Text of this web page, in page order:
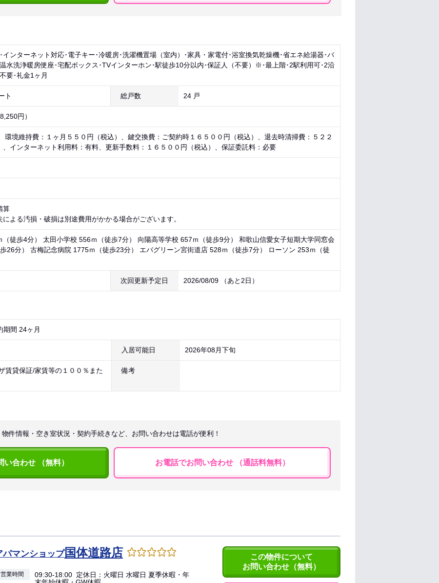
インターネット対応･電子キー･冷暖房･洗濯機置場（室内）･家具・家電付･浴室換気乾燥機･省エネ給湯器･バ
水洗浄暖房便座･宅配ボックス･TVインターホン･駅徒歩10分以内･保証人（不要）※･最上階･2駅利用可･2沿
要･礼金1ヶ月
ト 総戸数 24 戸
円）
環境維持費：１ヶ月５５０円（税込）、鍵交換費：ご契約時１６５００円（税込）、退去時清掃費：５２２
、インターネット利用料：有料、更新手数料：１６５００円（税込）、保証委託料：必要
算
よる汚損・破損は別途費用がかかる場合がございます。
（徒歩4分） 太田小学校 556ｍ（徒歩7分） 向陽高等学校 657ｍ（徒歩9分） 和歌山信愛女子短期大学同窓会
26分） 古梅記念病院 1775ｍ（徒歩23分） エバグリーン宮街道店 528ｍ（徒歩7分） ローソン 253ｍ（徒
次回更新予定日 2026/08/09 （あと 2日 ）
期間 24ヶ月
入居可能日 2026年08月下旬
賃貸保証/家賃等の１００％また
備考
物件情報・空き室状況・契約手続きなど、お問い合わせは電話が便利！
合わせ （無料） お電話でお問い合わせ （通話料無料）
パマンショップ国体道路店
営業時間
09:30-18:00 定休日：火曜日 水曜日 夏季休暇・年
この物件について
お問い合わせ（無料）